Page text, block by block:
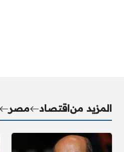
المزيد مناقتصاد مصر